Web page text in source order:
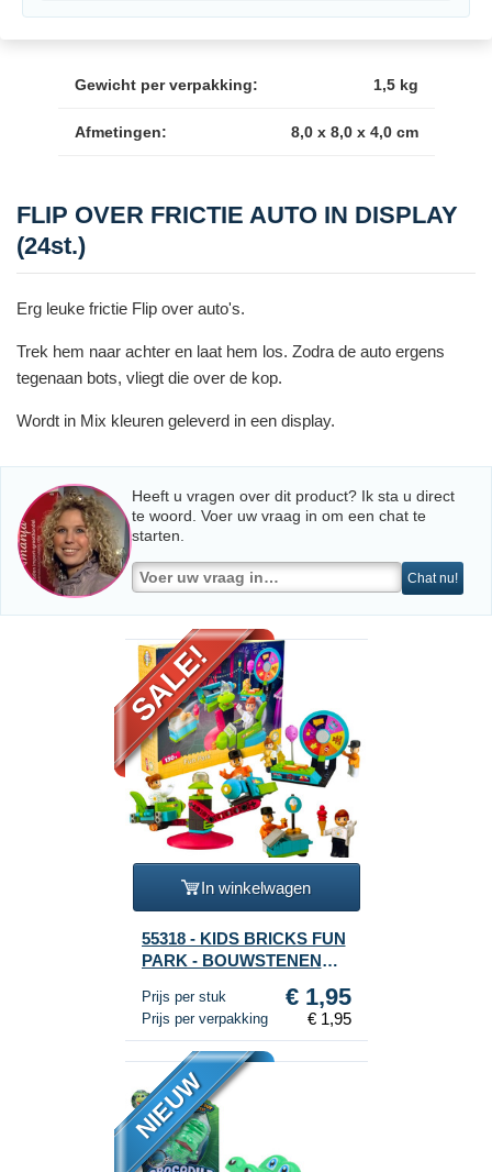
Gewicht per verpakking: 1,5 kg
Afmetingen: 8,0 x 8,0 x 4,0 cm
FLIP OVER FRICTIE AUTO IN DISPLAY
(24st.)
Erg leuke frictie Flip over auto's.
Trek hem naar achter en laat hem los. Zodra de auto ergens
tegenaan bots, vliegt die over de kop.
Wordt in Mix kleuren geleverd in een display.
Heeft u vragen over dit product? Ik sta u direct
te woord. Voer uw vraag in om een chat te
starten.
Chat nu!
SALE!
In winkelwagen
55318 - KIDS BRICKS FUN
PARK - BOUWSTENEN
Prijs per stuk € 1,95
Prijs per verpakking € 1,95
NIEUW